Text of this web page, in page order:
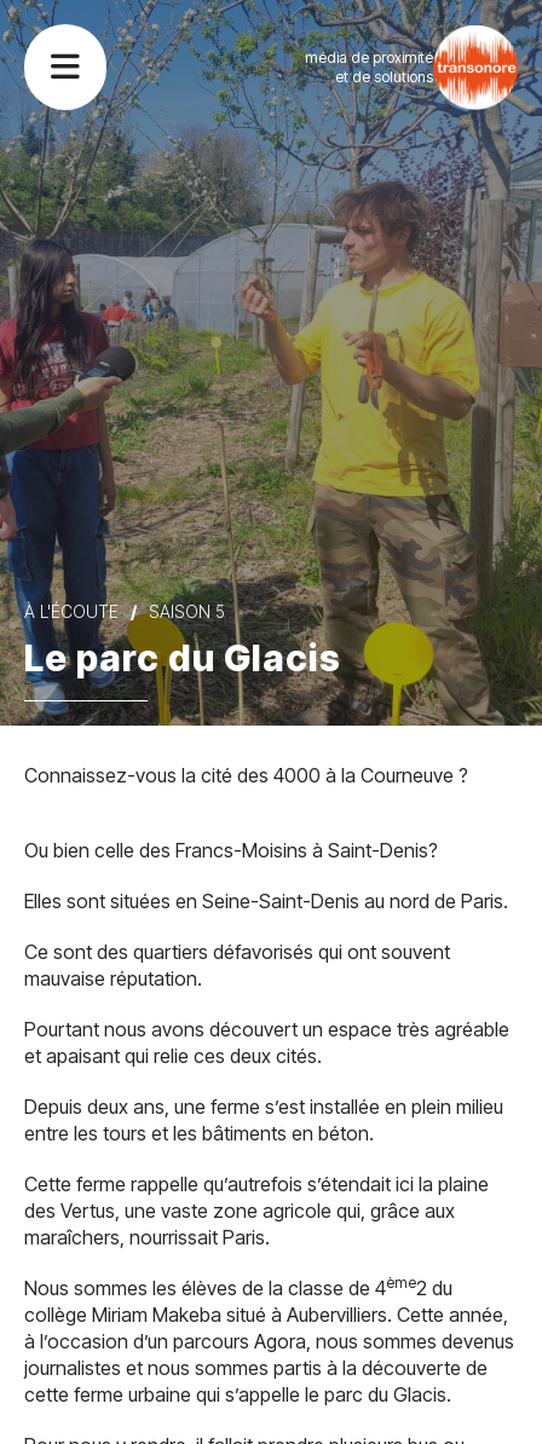
média de proximité
et de solutions
À L'ÉCOUTE SAISON 5
Le parc du Glacis
Connaissez-vous la cité des 4000 à la Courneuve ?
Ou bien celle des Francs-Moisins à Saint-Denis?
Elles sont situées en Seine-Saint-Denis au nord de Paris.
Ce sont des quartiers défavorisés qui ont souvent
mauvaise réputation.
Pourtant nous avons découvert un espace très agréable
et apaisant qui relie ces deux cités.
Depuis deux ans, une ferme s’est installée en plein milieu
entre les tours et les bâtiments en béton.
Cette ferme rappelle qu’autrefois s’étendait ici la plaine
des Vertus, une vaste zone agricole qui, grâce aux
maraîchers, nourrissait Paris.
Nous sommes les élèves de la classe de 4ème2 du
collège Miriam Makeba situé à Aubervilliers. Cette année,
à l’occasion d’un parcours Agora, nous sommes devenus
journalistes et nous sommes partis à la découverte de
cette ferme urbaine qui s’appelle le parc du Glacis.